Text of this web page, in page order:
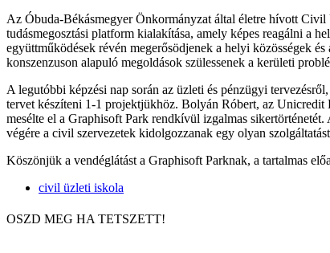
Az Óbuda-Békásmegyer Önkormányzat által életre hívott
tudásmegosztási platform kialakítása, amely képes reagálni a
együttműködések révén megerősödjenek a helyi közösségek
konszenzuson alapuló megoldások szülessenek a kerületi
A legutóbbi képzési nap során az üzleti és pénzügyi
tervet készíteni 1-1 projektjükhöz. Bolyán Róbert, az
mesélte el a Graphisoft Park rendkívül izgalmas
végére a civil szervezetek kidolgozzanak egy olyan
Köszönjük a vendéglátást a Graphisoft Parknak, a tartalmas
civil üzleti iskola
OSZD MEG HA TETSZETT!